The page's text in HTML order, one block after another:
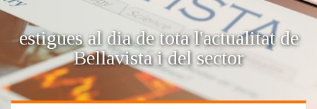
estigues al dia de tota l'actualitat de
Bellavista i del sector